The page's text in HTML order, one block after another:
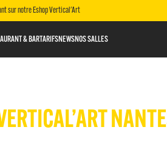
sur notre Eshop Vertical'Art
& BARTARIFSNEWSNOS SALLES